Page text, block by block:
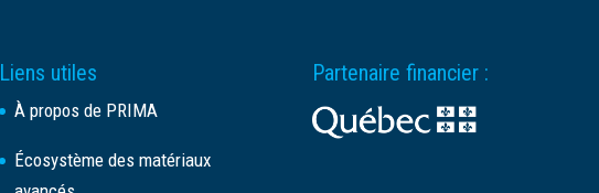
Liens utiles
À propos de PRIMA
Écosystème des matériaux
Partenaire financier :